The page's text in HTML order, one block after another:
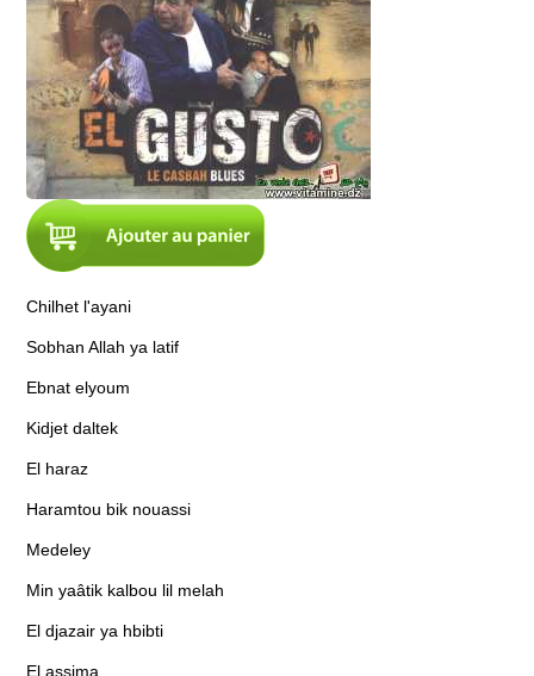
Chilhet l'ayani
Sobhan Allah ya latif
Ebnat elyoum
Kidjet daltek
El haraz
Haramtou bik nouassi
Medeley
Min yaâtik kalbou lil melah
El djazair ya hbibti
El assima